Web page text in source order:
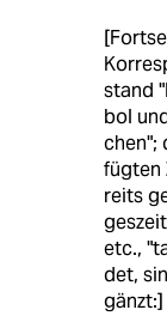
stand
bol
chen";
fügten
reits
etc.,
det,
gänzt:]